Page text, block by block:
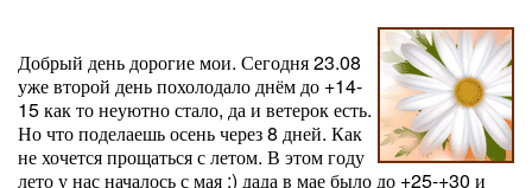
Добрый день дорогие мои. Сегодня 23.08
уже второй день похолодало днём до +14-
15 как то неуютно стало, да и ветерок есть.
Но что поделаешь осень через 8 дней. Как
не хочется прощаться с летом. В этом году
лето у нас началось с мая :) дада в мае было до +25-+30 и